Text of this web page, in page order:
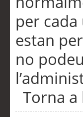
per
estan
no
Torna a